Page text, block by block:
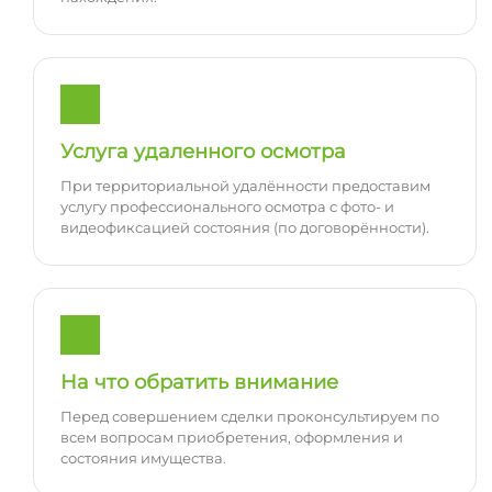
Услуга удаленного осмотра
При территориальной удалённости предоставим
услугу профессионального осмотра с фото- и
видеофиксацией состояния (по договорённости).
На что обратить внимание
Перед совершением сделки проконсультируем по
всем вопросам приобретения, оформления и
состояния имущества.